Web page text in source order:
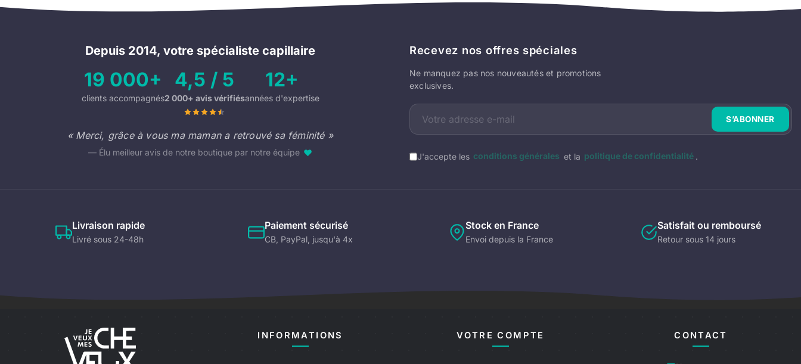
Depuis 2014, votre spécialiste capillaire
19 000+
clients accompagnés
4,5 / 5
2 000+ avis vérifiés
12+
années d'expertise
« Merci, grâce à vous ma maman a retrouvé sa féminité »
— Élu meilleur avis de notre boutique par notre équipe ♥
Recevez nos offres spéciales
Ne manquez pas nos nouveautés et promotions
exclusives.
J'accepte les conditions générales et la politique de confidentialité
Livraison rapide
Livré sous 24-48h
Paiement sécurisé
CB, PayPal, jusqu'à 4x
Stock en France
Envoi depuis la France
Satisfait ou remboursé
Retour sous 14 jours
INFORMATIONS VOTRE COMPTE CONTACT